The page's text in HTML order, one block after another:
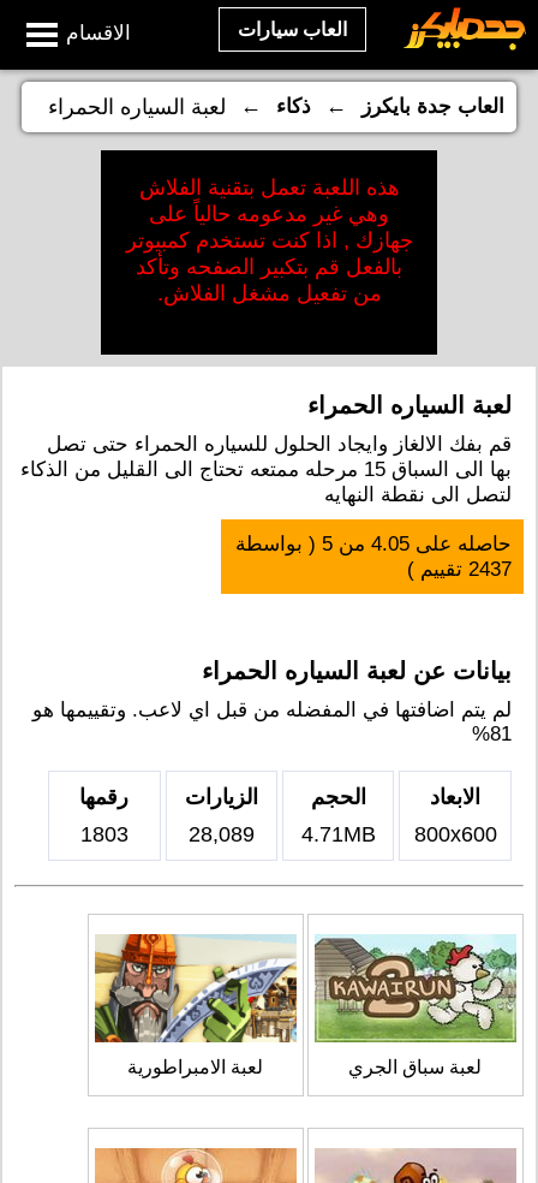
الاقسام العاب سيارات
العاب جدة بايكرز ← ذكاء ← لعبة السياره الحمراء
هذه اللعبة تعمل بتقنية الفلاش
وهي غير مدعومه حالياً على
جهازك , اذا كنت تستخدم كمبيوتر
بالفعل قم بتكبير الصفحه وتأكد
من تفعيل مشغل الفلاش.
لعبة السياره الحمراء
قم بفك الالغاز وايجاد الحلول للسياره الحمراء حتى تصل
بها الى السباق 15 مرحله ممتعه تحتاج الى القليل من الذكاء
لتصل الى نقطة النهايه
حاصله على4.05 من5 ( بواسطة
2437 تقييم )
بيانات عن لعبة السياره الحمراء
لم يتم اضافتها في المفضله من قبل اي لاعب. وتقييمها هو
81%
الابعاد
800x600
الحجم
4.71MB
الزيارات
28,089
رقمها
1803
لعبة سباق الجري لعبة الامبراطورية